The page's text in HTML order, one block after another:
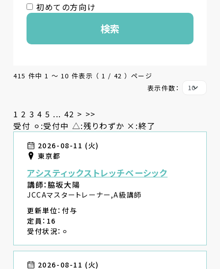
初めての方向け
検索
415 件中 1 〜 10 件表示 （ 1 / 42 ） ページ
表示件数：
1 2 3 4 5 ... 42 > >>
受付 ⚪︎:受付中 △:残りわずか ×:終了
2026-08-11 (火)
東京都
アシスティックストレッチベーシック
講師：脇坂大陽
JCCAマスタートレーナー,A級講師
更新単位：付与
定員：16
受付状況：⚪︎
2026-08-11 (火)